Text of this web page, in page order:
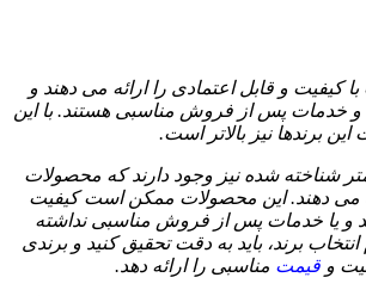
کیفیت و قابل اعتمادی را ارائه می دهند و
و خدمات پس از فروش مناسبی هستند. با این
برندها نیز بالاتر است.
شناخته شده نیز وجود دارند که محصولات
می دهند. این محصولات ممکن است کیفیت
و یا خدمات پس از فروش مناسبی نداشته
انتخاب برند، باید به دقت تحقیق کنید و برندی
و قیمت مناسبی را ارائه دهد.